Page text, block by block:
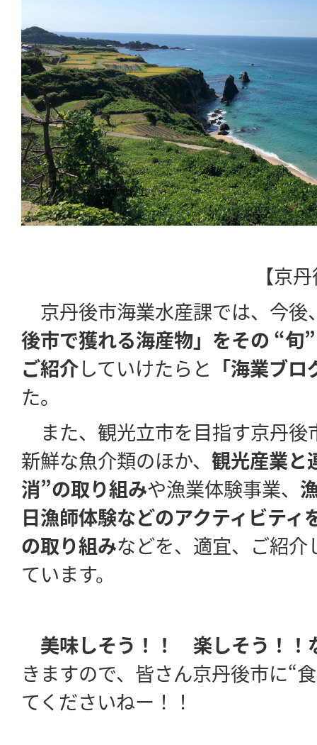
【京
京丹後市海業水産課では、今後
後市で獲れる海産物」をその “旬
ご紹介していけたらと 「海業ブ
た。
また、観光立市を目指す京丹後
新鮮な魚介類のほか、 観光産業と
消”の取り組みや漁業体験事業、
日漁師体験などのアクティビティ
の取り組みなどを、適宜、ご紹
ています。
美味しそう！！ 楽しそう！！
きますので、皆さん京丹後市に“
てくださいねー！！